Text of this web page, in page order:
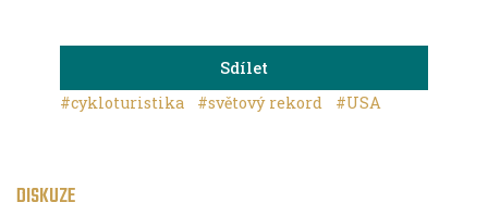
Sdílet
#cykloturistika
#světový rekord #USA
DISKUZE